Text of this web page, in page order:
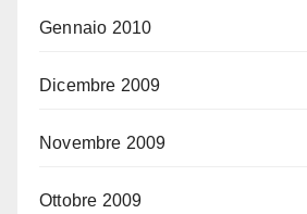
Gennaio 2010
Dicembre 2009
Novembre 2009
Ottobre 2009